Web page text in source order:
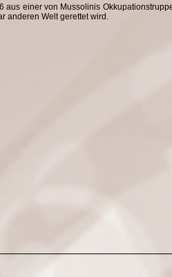
einer von Mussolinis
anderen Welt gerettet wird.